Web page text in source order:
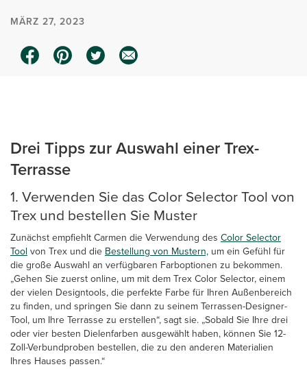
MÄRZ 27, 2023
Drei Tipps zur Auswahl einer Trex-
Terrasse
1. Verwenden Sie das Color Selector Tool von
Trex und bestellen Sie Muster
Zunächst empfiehlt Carmen die Verwendung des Color Selector
Tool von Trex und die Bestellung von Mustern, um ein Gefühl für
die große Auswahl an verfügbaren Farboptionen zu bekommen.
„Gehen Sie zuerst online, um mit dem Trex Color Selector, einem
der vielen Designtools, die perfekte Farbe für Ihren Außenbereich
zu finden, und springen Sie dann zu seinem Terrassen-Designer-
Tool, um Ihre Terrasse zu erstellen“, sagt sie. „Sobald Sie Ihre drei
oder vier besten Dielenfarben ausgewählt haben, können Sie 12-
Zoll-Verbundproben bestellen, die zu den anderen Materialien
Ihres Hauses passen.“